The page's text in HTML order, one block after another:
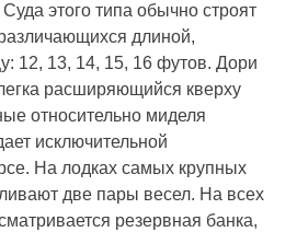
этого типа обычно строят
длиной,
12, 13, 14, 15, 16 футов. Дори
расширяющийся кверху
относительно миделя
исключительной
На лодках самых крупных
две пары весел. На всех
резервная банка,